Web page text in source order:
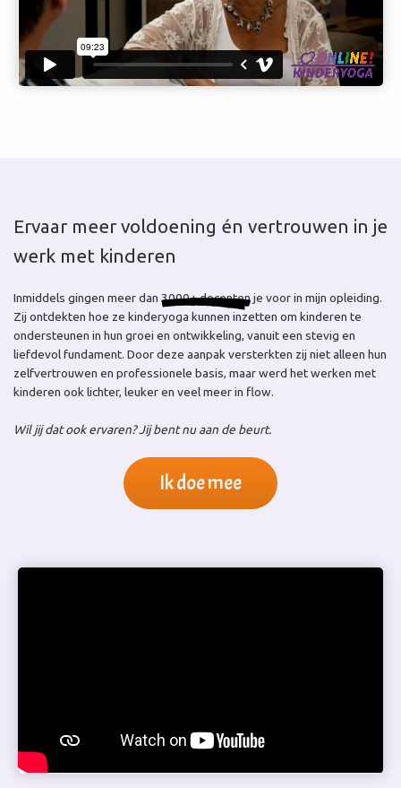
Ervaar meer voldoening én vertrouwen in je
werk met kinderen
Inmiddels gingen meer dan 3000+ docentenje voor in mijn opleiding.
Zij ontdekten hoe ze kinderyoga kunnen inzetten om kinderen te
ondersteunen in hun groei en ontwikkeling, vanuit een stevig en
liefdevol fundament. Door deze aanpak versterkten zij niet alleen hun
zelfvertrouwen en professionele basis, maar werd het werken met
kinderen ook lichter, leuker en veel meer in flow.
Wil jij dat ook ervaren? Jij bent nu aan de beurt.
Ik doe mee